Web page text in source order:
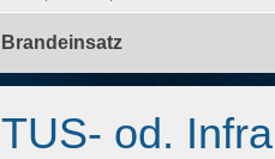
Brandeinsatz
TUS- od.